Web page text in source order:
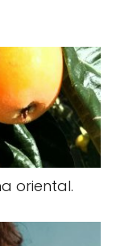
oriental.